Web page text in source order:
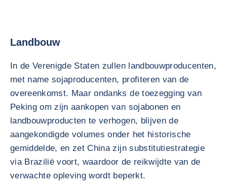
Landbouw
In de Verenigde Staten zullen landbouwproducenten,
met name sojaproducenten, profiteren van de
overeenkomst. Maar ondanks de toezegging van
Peking om zijn aankopen van sojabonen en
landbouwproducten te verhogen, blijven de
aangekondigde volumes onder het historische
gemiddelde, en zet China zijn substitutiestrategie
via Brazilië voort, waardoor de reikwijdte van de
verwachte opleving wordt beperkt.